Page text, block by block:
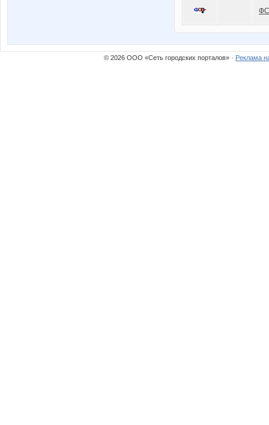
© 2026 ООО «Сеть городских порталов» · Реклама